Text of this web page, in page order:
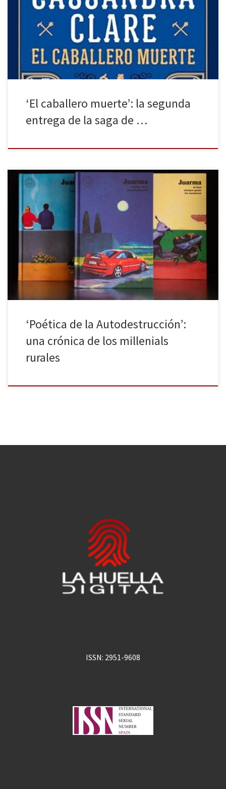
Castelana de Cassandra Clare. Regresamos a este mundo en
plena crisis diplomática: tras la matanza ocurrida en el palacio, la
corte se encuentra en alerta. La política que busca una solución
pacífica y protectora para el reino tiembla. […]
‘El caballero muerte’: la segunda
entrega de la saga de …
Juarma (Deifontes, Granada, 1981) empezó su trayectoria
haciendo fanzines y se consolidó como ilustrador y viñetista en
revistas como El Jueves. Y ha sabido transformar su mirada punk
en una voz literaria única al escribir como él lo hace: con un ritmo
visual, humano, rápido y sincero. Tras Al final […]
‘Poética de la Autodestrucción’:
una crónica de los millenials
rurales
ISSN: 2951-9608